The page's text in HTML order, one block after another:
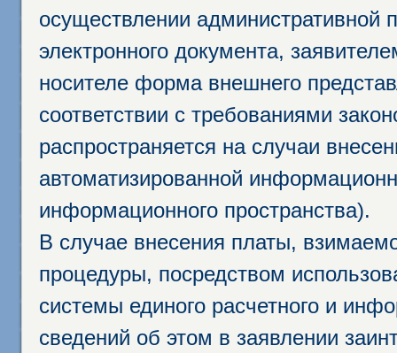
осуществлении административной
электронного документа,
носителе форма внешнего
соответствии с требованиями
распространяется на случаи
автоматизированной
информационного пространства).
В случае внесения платы,
процедуры, посредством
системы единого расчетного и
сведений об этом в заявлении